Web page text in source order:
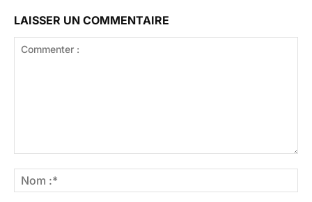
LAISSER UN COMMENTAIRE
:*